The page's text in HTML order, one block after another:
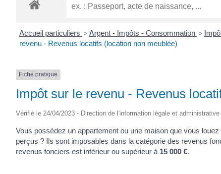
Accueil particuliers > Argent - Impôts - Consommation >
revenu - Revenus locatifs (location non meublée)
Fiche pratique
Impôt sur le revenu - Revenus
Vérifié le 24/04/2023 - Direction de l'information légale et
Vous possédez un appartement ou une maison que vous
perçus ? Ils sont imposables dans la catégorie des revenus
revenus fonciers est inférieur ou supérieur à 15 000 €.